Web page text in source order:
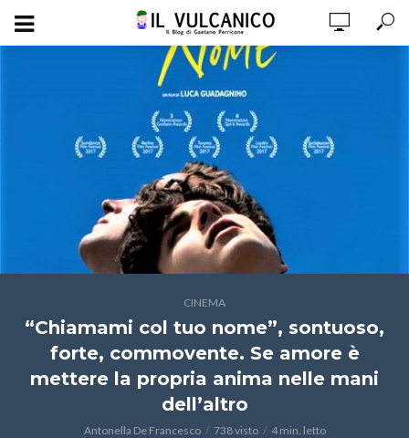
CINEMA
“Chiamami col tuo nome”, sontuoso,
forte, commovente. Se amore è
mettere la propria anima nelle mani
dell’altro
Antonella De Francesco 738 visto 4 min. letto